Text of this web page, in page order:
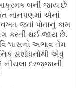
આક્રમક બની જાય છે
નાનપણમાં એનાં
જતાં પોતાનું કામ
કરતી થઈ જાય છે.
અભાવ તેમ
સંશોધનોથી એવું
દરજ્જાની,